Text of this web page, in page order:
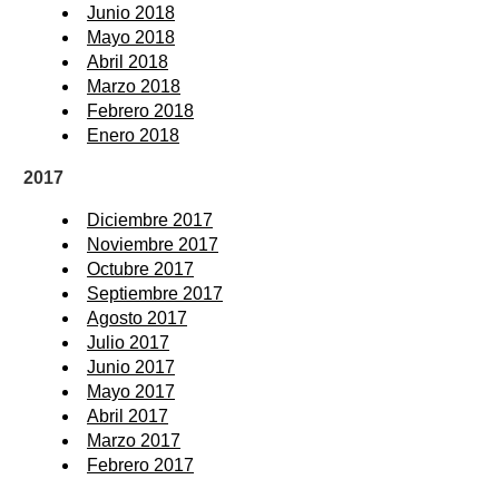
Junio 2018
Mayo 2018
Abril 2018
Marzo 2018
Febrero 2018
Enero 2018
2017
Diciembre 2017
Noviembre 2017
Octubre 2017
Septiembre 2017
Agosto 2017
Julio 2017
Junio 2017
Mayo 2017
Abril 2017
Marzo 2017
Febrero 2017